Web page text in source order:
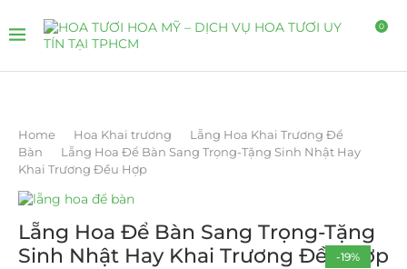
0
Home Hoa Khai trương
Lẵng Hoa Khai Trương Để
Bàn
Lẵng Hoa Để Bàn Sang Trọng-Tặng Sinh Nhật Hay
Khai Trương Đều Hợp
-19%
Lẵng Hoa Để Bàn Sang Trọng-Tặng
Sinh Nhật Hay Khai Trương Đều Hợp